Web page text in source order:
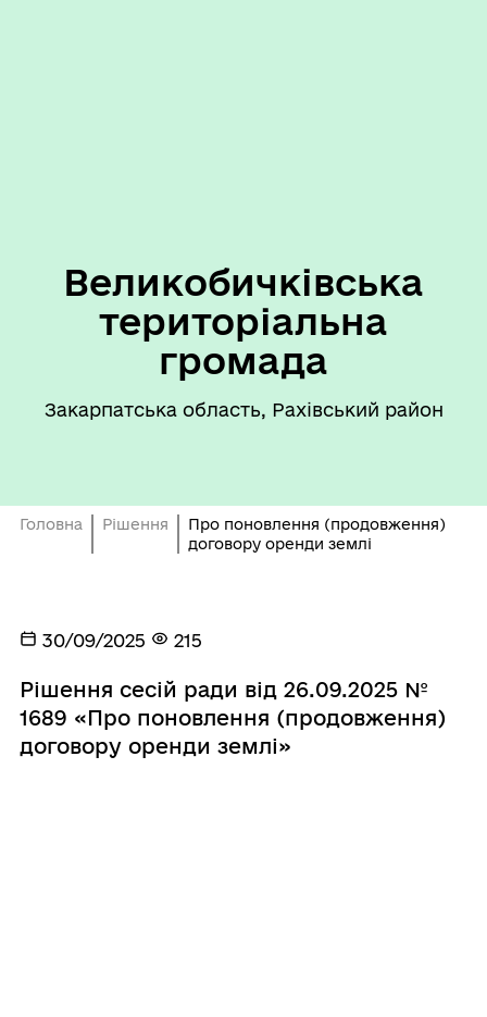
Великобичківська
територіальна
громада
Закарпатська область, Рахівський район
Головна Рішення
Про поновлення (продовження)
договору оренди землі
30/09/2025 215
Рішення сесій ради від 26.09.2025 №
1689 «Про поновлення (продовження)
договору оренди землі»